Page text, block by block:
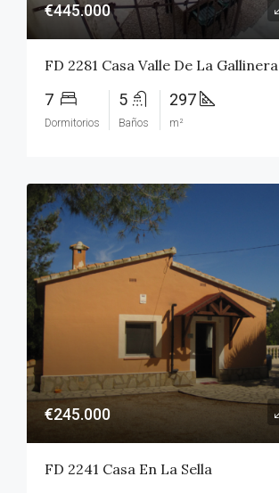
€445.000
FD 2281 Casa Valle De La Gallinera
7
Dormitorios
5
Baños
297
m²
€245.000
FD 2241 Casa En La Sella